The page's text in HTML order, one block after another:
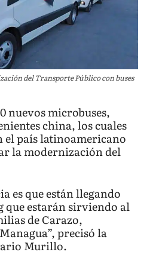
del Transporte Público con buses
nuevos microbuses,
china, los cuales
el país latinoamericano
la modernización del
es que están llegando
que estarán sirviendo al
de Carazo,
precisó la
Murillo.